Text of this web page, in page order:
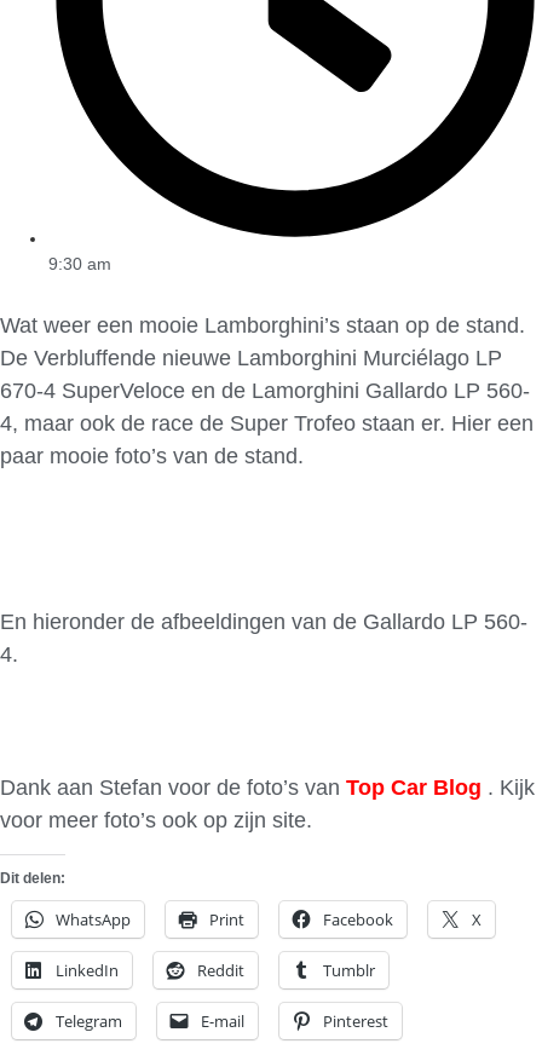
9:30 am
Wat weer een mooie Lamborghini’s staan op de stand.
De Verbluffende nieuwe Lamborghini Murciélago LP
670-4 SuperVeloce en de Lamorghini Gallardo LP 560-
4, maar ook de race de Super Trofeo staan er. Hier een
paar mooie foto’s van de stand.
En hieronder de afbeeldingen van de Gallardo LP 560-
4.
Dank aan Stefan voor de foto’s van Top Car Blog . Kijk
voor meer foto’s ook op zijn site.
Dit delen:
WhatsApp Print Facebook X
LinkedIn Reddit Tumblr
Telegram E-mail Pinterest